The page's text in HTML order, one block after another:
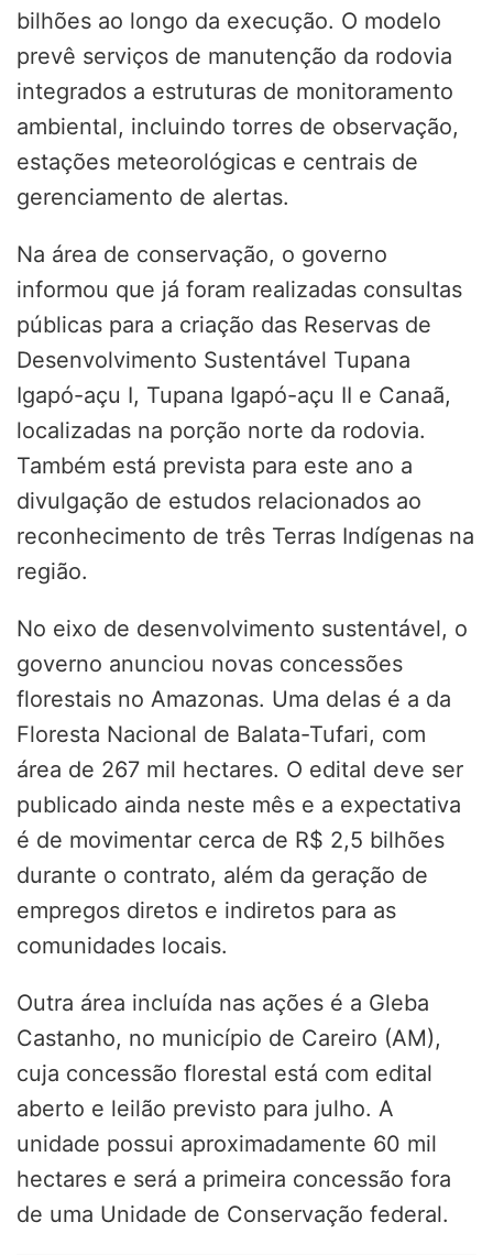
bilhões ao longo da execução. O modelo
prevê serviços de manutenção da rodovia
integrados a estruturas de monitoramento
ambiental, incluindo torres de observação,
estações meteorológicas e centrais de
gerenciamento de alertas.
Na área de conservação, o governo
informou que já foram realizadas consultas
públicas para a criação das Reservas de
Desenvolvimento Sustentável Tupana
Igapó-açu I, Tupana Igapó-açu II e Canaã,
localizadas na porção norte da rodovia.
Também está prevista para este ano a
divulgação de estudos relacionados ao
reconhecimento de três Terras Indígenas na
região.
No eixo de desenvolvimento sustentável, o
governo anunciou novas concessões
florestais no Amazonas. Uma delas é a da
Floresta Nacional de Balata-Tufari, com
área de 267 mil hectares. O edital deve ser
publicado ainda neste mês e a expectativa
é de movimentar cerca de R$ 2,5 bilhões
durante o contrato, além da geração de
empregos diretos e indiretos para as
comunidades locais.
Outra área incluída nas ações é a Gleba
Castanho, no município de Careiro (AM),
cuja concessão florestal está com edital
aberto e leilão previsto para julho. A
unidade possui aproximadamente 60 mil
hectares e será a primeira concessão fora
de uma Unidade de Conservação federal.